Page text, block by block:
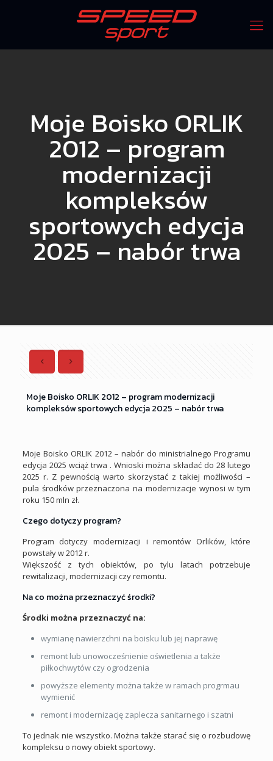
Moje Boisko ORLIK
2012 – program
modernizacji
kompleksów
sportowych edycja
2025 – nabór trwa
Moje Boisko ORLIK 2012 – program modernizacji
kompleksów sportowych edycja 2025 – nabór trwa
Moje Boisko ORLIK 2012 – nabór do ministrialnego Programu
edycja 2025 wciąż trwa . Wnioski można składać do 28 lutego
2025 r. Z pewnością warto skorzystać z takiej możliwości –
pula środków przeznaczona na modernizacje wynosi w tym
roku 150 mln zł.
Czego dotyczy program?
Program dotyczy modernizacji i remontów Orlików, które
powstały w 2012 r.
Większość z tych obiektów, po tylu latach potrzebuje
rewitalizacji, modernizacji czy remontu.
Na co można przeznaczyć środki?
Środki można przeznaczyć na:
wymianę nawierzchni na boisku lub jej naprawę
remont lub unowocześnienie oświetlenia a także
piłkochwytów czy ogrodzenia
powyższe elementy można także w ramach progrmau
wymienić
remont i modernizację zaplecza sanitarnego i szatni
To jednak nie wszystko. Można także starać się o rozbudowę
kompleksu o nowy obiekt sportowy.